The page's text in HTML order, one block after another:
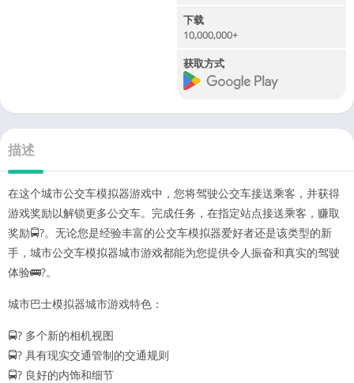
下载
10,000,000+
获取方式
描述
在这个城市公交车模拟器游戏中，您将驾驶公交车接送乘客，并获得
游戏奖励以解锁更多公交车。完成任务，在指定站点接送乘客，赚取
奖励🚍?。无论您是经验丰富的公交车模拟器爱好者还是该类型的新
手，城市公交车模拟器城市游戏都能为您提供令人振奋和真实的驾驶
体验🚌?。
城市巴士模拟器城市游戏特色：
🚍? 多个新的相机视图
🚍? 具有现实交通管制的交通规则
🚍? 良好的内饰和细节